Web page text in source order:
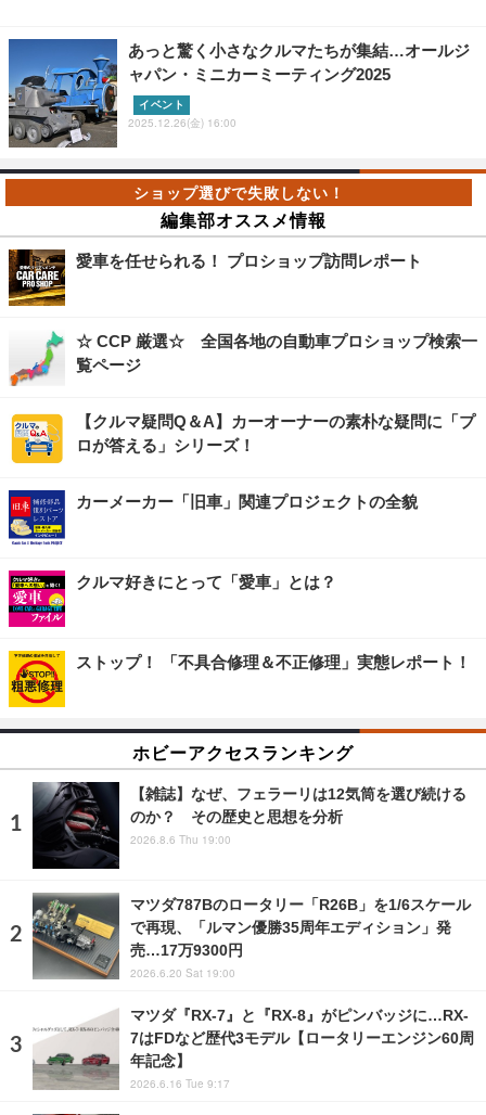
あっと驚く小さなクルマたちが集結…オールジ
ャパン・ミニカーミーティング2025
イベント
2025.12.26(金) 16:00
編集部オススメ情報
愛車を任せられる！ プロショップ訪問レポート
☆ CCP 厳選☆ 全国各地の自動車プロショップ検索一
覧ページ
【クルマ疑問Q＆A】カーオーナーの素朴な疑問に「プ
ロが答える」シリーズ！
カーメーカー「旧車」関連プロジェクトの全貌
クルマ好きにとって「愛車」とは？
ストップ！ 「不具合修理＆不正修理」実態レポート！
ホビーアクセスランキング
【雑誌】なぜ、フェラーリは12気筒を選び続ける
のか？ その歴史と思想を分析
2026.8.6 Thu 19:00
マツダ787Bのロータリー「R26B」を1/6スケール
で再現、「ルマン優勝35周年エディション」発
売…17万9300円
2026.6.20 Sat 19:00
マツダ『RX-7』と『RX-8』がピンバッジに…RX-
7はFDなど歴代3モデル【ロータリーエンジン60周
年記念】
2026.6.16 Tue 9:17